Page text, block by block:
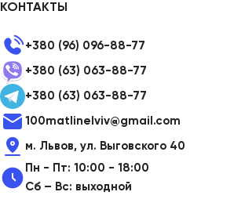
КОНТАКТЫ
+380 (96) 096-88-77
+380 (63) 063-88-77
+380 (63) 063-88-77
100matlinelviv@gmail.com
м. Львов, ул. Выговского 40
Пн - Пт: 10:00 - 18:00
Сб – Вс: выходной